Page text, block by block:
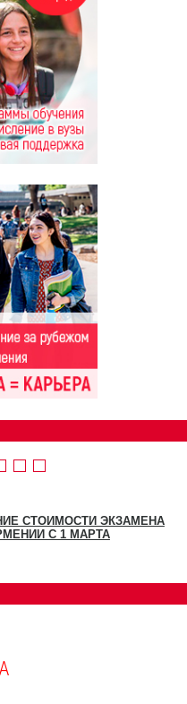
СТОИМОСТИ ЭКЗАМЕНА
С 1 МАРТА